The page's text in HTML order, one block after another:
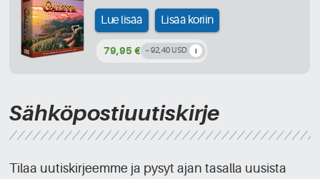
Lue lisää Lisää koriin
79,95 € ~ 92,40 USD
Sähköpostiuutiskirje
Tilaa uutiskirjeemme ja pysyt ajan tasalla uusista